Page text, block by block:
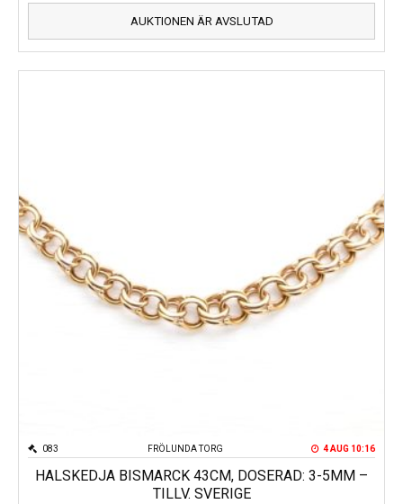
AUKTIONEN ÄR AVSLUTAD
FRÖLUNDA TORG
083 4 AUG 10:16
HALSKEDJA BISMARCK 43CM, DOSERAD: 3-5MM –
TILLV. SVERIGE